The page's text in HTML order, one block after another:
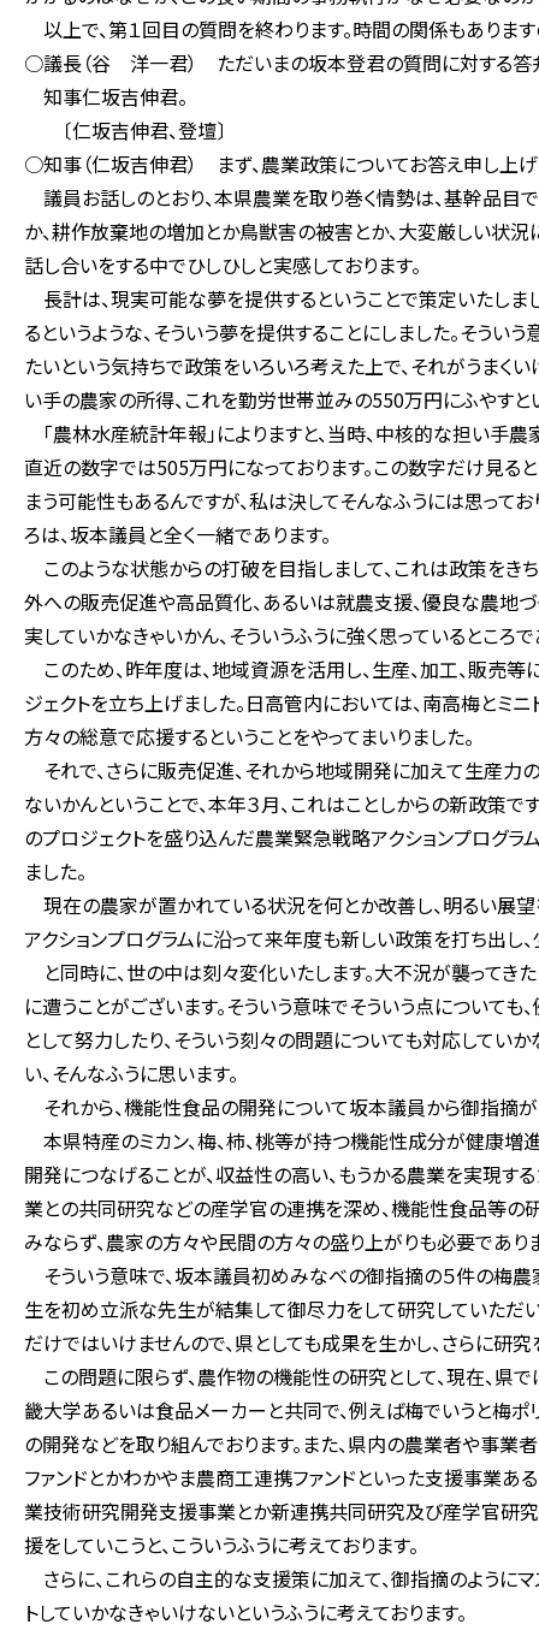
以上で、第１回目の質問を終わります。時間の関係もあります
○議長（谷 洋一君） ただいまの坂本登君の質問に対する答
知事仁坂吉伸君。
〔仁坂吉伸君、登壇〕
○知事（仁坂吉伸君） まず、農業政策についてお答え申し上げ
議員お話しのとおり、本県農業を取り巻く情勢は、基幹品
か、耕作放棄地の増加とか鳥獣害の被害とか、大変厳しい状況
話し合いをする中でひしひしと実感しております。
長計は、現実可能な夢を提供するということで策定いたしま
るというような、そういう夢を提供することにしました。そう
たいという気持ちで政策をいろいろ考えた上で、それがうまく
い手の農家の所得、これを勤労世帯並みの550万円にふやすと
「農林水産統計年報」によりますと、当時、中核的な担い手
直近の数字では505万円になっております。この数字だけ見る
まう可能性もあるんですが、私は決してそんなふうには思っ
ろは、坂本議員と全く一緒であります。
このような状態からの打破を目指しまして、これは政策をき
外への販売促進や高品質化、あるいは就農支援、優良な農地
実していかなきゃいかん、そういうふうに強く思っているところで
このため、昨年度は、地域資源を活用し、生産、加工、販
ジェクトを立ち上げました。日高管内においては、南高梅とミ
方々の総意で応援するということをやってまいりました。
それで、さらに販売促進、それから地域開発に加えて生産力
ないかんということで、本年３月、これはことしからの新政
のプロジェクトを盛り込んだ農業緊急戦略アクションプログ
ました。
現在の農家が置かれている状況を何とか改善し、明るい展望
アクションプログラムに沿って来年度も新しい政策を打ち出し
と同時に、世の中は刻々変化いたします。大不況が襲ってき
に遭うことがございます。そういう意味でそういう点について
として努力したり、そういう刻々の問題についても対応してい
い、そんなふうに思います。
それから、機能性食品の開発について坂本議員から御指摘
本県特産のミカン、梅、柿、桃等が持つ機能性成分が健康
開発につなげることが、収益性の高い、もうかる農業を実現
業との共同研究などの産学官の連携を深め、機能性食品等の
みならず、農家の方々や民間の方々の盛り上がりも必要であり
そういう意味で、坂本議員初めみなべの御指摘の５件の梅
生を初め立派な先生が結集して御尽力をして研究していただ
だけではいけませんので、県としても成果を生かし、さらに研
この問題に限らず、農作物の機能性の研究として、現在、県
畿大学あるいは食品メーカーと共同で、例えば梅でいうと梅
の開発などを取り組んでおります。また、県内の農業者や事
ファンドとかわかやま農商工連携ファンドといった支援事業あ
業技術研究開発支援事業とか新連携共同研究及び産学官研究
援をしていこうと、こういうふうに考えております。
さらに、これらの自主的な支援策に加えて、御指摘のように
トしていかなきゃいけないというふうに考えております。